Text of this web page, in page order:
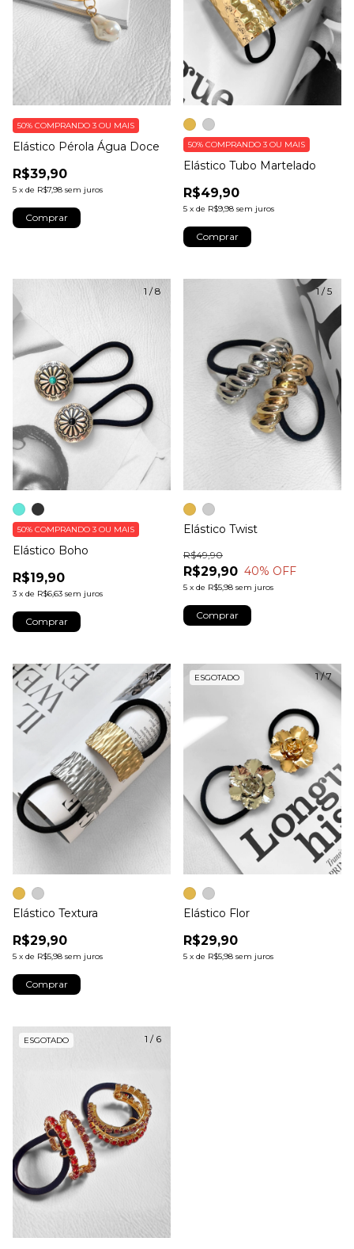
Elástico Pérola Água Doce
R$39,90
5 x de R$7,98 sem juros
50% COMPRANDO 3 OU MAIS
Elástico Tubo Martelado
R$49,90
5 x de R$9,98 sem juros
50% COMPRANDO 3 OU MAIS
Comprar
1 /8
Elástico Boho
R$19,90
3 x de R$6,63 sem juros
50% COMPRANDO 3 OU MAIS
Comprar
1 /5
Elástico Twist
R$29,90
R$49,90
40% OFF
5 x de R$5,98 sem juros
Comprar
1/5
Elástico Textura
R$29,90
5 x de R$5,98 sem juros
Comprar
1/7
ESGOTADO
Elástico Flor
R$29,90
5 x de R$5,98 sem juros
1 / 6
ESGOTADO